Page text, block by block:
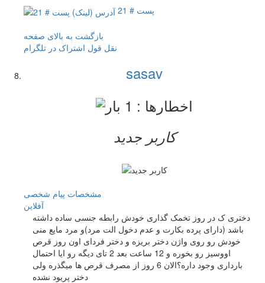
پست # 21
بازگشت به بالای صفحه
نقل قول اشتراک در تلگرام
sasav
کاربر جدید
مشخصات پیام شخصی
آفلاين
دختری ک در روز تخمک گذاری خودش رابطه جنسی ساده داشته
باشد (دارای پرده بکارت و عدم دخول الت مرد)و مرد مایع منی
خودش رو روی واژن دختر بریزه و دختر فردای اون روز قرص
اووسیز رو بخوره و 12 ساعت بعد 2 تای دیگه رو ایا احتمال
بارداری وجود داره؟الان 6 روز از مصرف قرص ها میگذره ولی
دختر پریود نشده